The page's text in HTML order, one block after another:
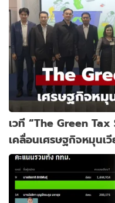
เวที “The Green
เคลื่อนเศรษฐกิจหมุนเ